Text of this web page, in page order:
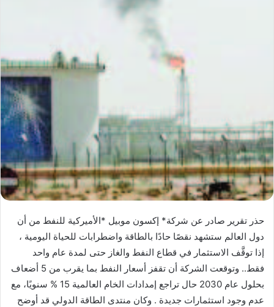
حذر تقرير صادر عن شركة* إكسون موبيل *الأميركية للنفط من أن
دول العالم ستشهد نقصًا حادًا بالطاقة واضطرابات للحياة اليومية ،
إذا توقَّف الاستثمار في قطاع النفط والغاز حتى لمدة عام واحد
فقط.. وتوقعت الشركة أن تقفز أسعار النفط بما يقرب من 5 أضعاف
بحلول عام 2030 حال تراجع إمدادات الخام العالمية 15 % سنويًا، مع
عدم وجود استثمارات جديدة . وكان منتدى الطاقة الدولي قد أوضح